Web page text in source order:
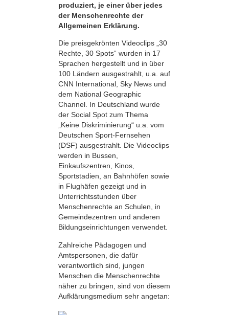
produziert, je einer über jedes
der Menschenrechte der
Allgemeinen Erklärung.
Die preisgekrönten Videoclips „30
Rechte, 30 Spots“ wurden in 17
Sprachen hergestellt und in über
100 Ländern ausgestrahlt, u.a. auf
CNN International, Sky News und
dem National Geographic
Channel. In Deutschland wurde
der Social Spot zum Thema
„Keine Diskriminierung“ u.a. vom
Deutschen Sport-Fernsehen
(DSF) ausgestrahlt. Die Videoclips
werden in Bussen,
Einkaufszentren, Kinos,
Sportstadien, an Bahnhöfen sowie
in Flughäfen gezeigt und in
Unterrichtsstunden über
Menschenrechte an Schulen, in
Gemeindezentren und anderen
Bildungseinrichtungen verwendet.
Zahlreiche Pädagogen und
Amtspersonen, die dafür
verantwortlich sind, jungen
Menschen die Menschenrechte
näher zu bringen, sind von diesem
Aufklärungsmedium sehr angetan: